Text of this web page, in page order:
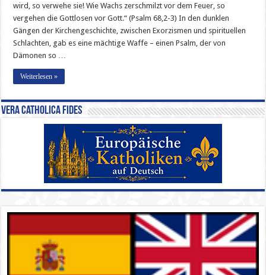
wird, so verwehe sie! Wie Wachs zerschmilzt vor dem Feuer, so
vergehen die Gottlosen vor Gott.“ (Psalm 68,2-3) In den dunklen
Gängen der Kirchengeschichte, zwischen Exorzismen und spirituellen
Schlachten, gab es eine mächtige Waffe – einen Psalm, der von
Dämonen so …
Weiterlesen »
Vera Catholica Fides